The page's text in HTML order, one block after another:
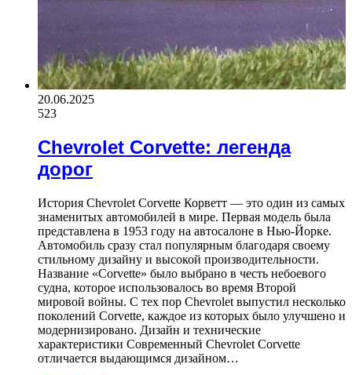
20.06.2025
523
Chevrolet Corvette: легенда
дорог
История Chevrolet Corvette Корветт — это один из самых
знаменитых автомобилей в мире. Первая модель была
представлена в 1953 году на автосалоне в Нью-Йорке.
Автомобиль сразу стал популярным благодаря своему
стильному дизайну и высокой производительности.
Название «Corvette» было выбрано в честь небоевого
судна, которое использовалось во время Второй
мировой войны. С тех пор Chevrolet выпустил несколько
поколений Corvette, каждое из которых было улучшено и
модернизировано. Дизайн и технические
характеристики Современный Chevrolet Corvette
отличается выдающимся дизайном…